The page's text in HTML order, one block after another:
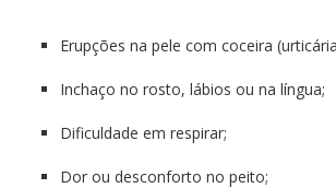
Erupções na pele com coceira
Inchaço no rosto, lábios ou na língua;
Dificuldade em respirar;
Dor ou desconforto no peito;